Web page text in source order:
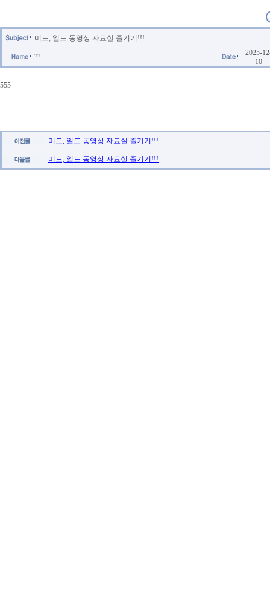
미드, 일드 동영상 자료실 즐기기!!!
??
2025-
10
555
: 미드, 일드 동영상 자료실 즐기기!!!
: 미드, 일드 동영상 자료실 즐기기!!!